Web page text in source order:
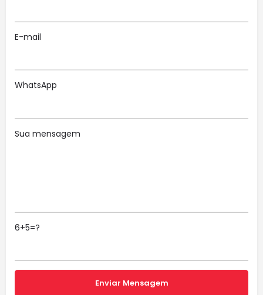
E-mail
WhatsApp
Sua mensagem
6+5=?